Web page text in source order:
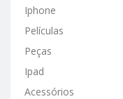
Iphone
Películas
Peças
Ipad
Acessórios